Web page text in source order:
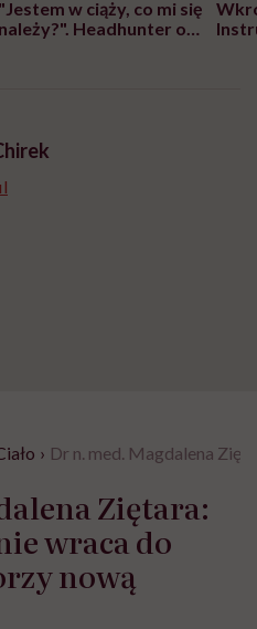
"Jestem w ciąży, co mi się
należy?". Headhunter o
› Dr n. med. Magdalena
Ziętara:
wraca do
nową